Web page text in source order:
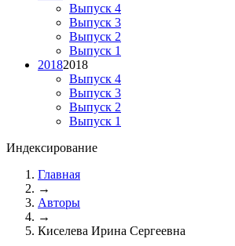
Выпуск 4
Выпуск 3
Выпуск 2
Выпуск 1
20182018
Выпуск 4
Выпуск 3
Выпуск 2
Выпуск 1
Индексирование
Главная
→
Авторы
→
Киселева Ирина Сергеевна